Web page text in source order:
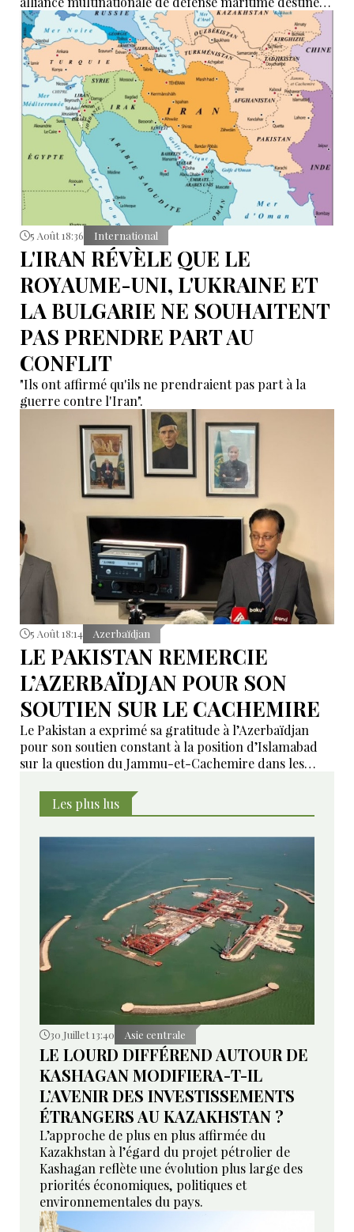
à garantir la sécurité de la navigation en mer Rouge,
dans le détroit de Bab el-Mandeb et dans le golfe
d’Aden.
5 Août 18:36 International
L'IRAN RÉVÈLE QUE LE
ROYAUME-UNI, L'UKRAINE ET
LA BULGARIE NE SOUHAITENT
PAS PRENDRE PART AU
CONFLIT
"Ils ont affirmé qu'ils ne prendraient pas part à la
guerre contre l'Iran".
5 Août 18:14 Azerbaïdjan
LE PAKISTAN REMERCIE
L’AZERBAÏDJAN POUR SON
SOUTIEN SUR LE CACHEMIRE
Le Pakistan a exprimé sa gratitude à l’Azerbaïdjan
pour son soutien constant à la position d’Islamabad
sur la question du Jammu-et-Cachemire dans les
Les plus lus
30 Juillet 13:40 Asie centrale
LE LOURD DIFFÉREND AUTOUR DE
KASHAGAN MODIFIERA-T-IL
L’AVENIR DES INVESTISSEMENTS
ÉTRANGERS AU KAZAKHSTAN ?
L’approche de plus en plus affirmée du
Kazakhstan à l’égard du projet pétrolier de
Kashagan reflète une évolution plus large des
priorités économiques, politiques et
environnementales du pays.